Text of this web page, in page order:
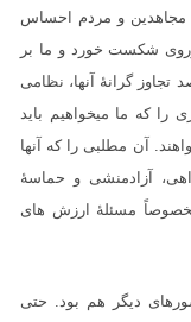
مجاهدین و مردم احساس
شکست خورد و ما بر
تجاوز گرانۀ آنها، نظامی
را که ما میخواهیم باید
آن مطلبی را که آنها
آزادمنشی و حماسۀ
مسئلۀ ارزش های
دیگر هم بود. حتی